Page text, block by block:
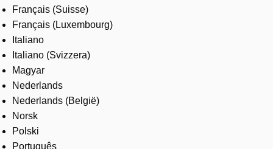
Français (Suisse)
Français (Luxembourg)
Italiano
Italiano (Svizzera)
Magyar
Nederlands
Nederlands (België)
Norsk
Polski
Português